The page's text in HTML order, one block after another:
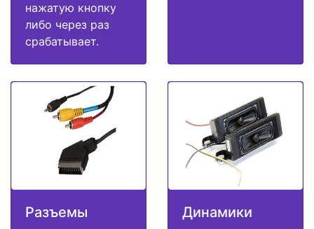
нажатую кнопку
либо через раз
срабатывает.
Разъемы Динамики